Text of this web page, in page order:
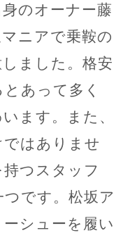
のオーナー藤
ニアで乗鞍の
ました。格安
あって多く
ます。また、
はありませ
つスタッフ
です。松坂ア
シューを履い